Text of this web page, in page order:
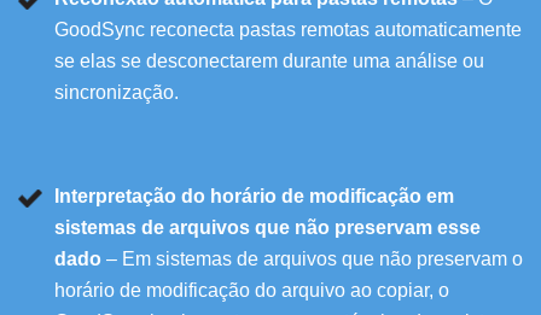
GoodSync reconecta pastas remotas automaticamente
se elas se desconectarem durante uma análise ou
sincronização.
Interpretação do horário de modificação em
sistemas de arquivos que não preservam esse
dado – Em sistemas de arquivos que não preservam o
horário de modificação do arquivo ao copiar, o